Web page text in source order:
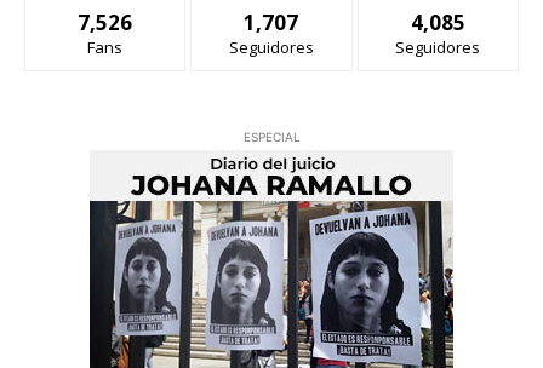
7,526
Fans
1,707
Seguidores
4,085
Seguidores
ESPECIAL